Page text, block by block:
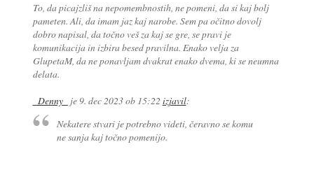
To, da picajzliš na nepomembnostih, ne pomeni, da si kaj bolj
pameten. Ali, da imam jaz kaj narobe. Sem pa očitno dovolj
dobro napisal, da točno veš za kaj se gre, se pravi je
komunikacija in izbira besed pravilna. Enako velja za
GlupetaM, da ne ponavljam dvakrat enako dvema, ki se neumna
delata.
_Denny_ je9. dec 2023 ob 15:22 izjavil:
Nekatere stvari je potrebno videti, čeravno se komu
ne sanja kaj točno pomenijo.